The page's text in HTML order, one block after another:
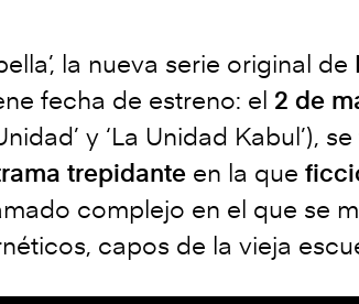
la nueva serie original de
fecha de estreno: el 2 de
y ‘La Unidad Kabul’),
trepidante en la que
complejo en el que se
capos de la vieja